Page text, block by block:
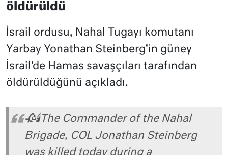
öldürüldü
İsrail ordusu, Nahal Tugayı komutanı
Yarbay Yonathan Steinberg’in güney
İsrail’de Hamas savaşçıları tarafından
öldürüldüğünü açıkladı.
🥀🕯️The Commander of the Nahal
Brigade, COL Jonathan Steinberg
was killed today during a